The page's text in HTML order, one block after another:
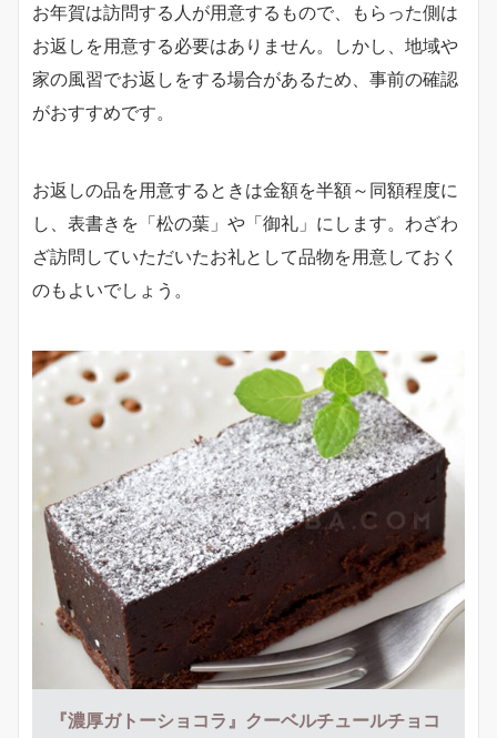
お年賀は訪問する人が用意するもので、もらった側は
お返しを用意する必要はありません。しかし、地域や
家の風習でお返しをする場合があるため、事前の確認
がおすすめです。
お返しの品を用意するときは金額を半額～同額程度に
し、表書きを「松の葉」や「御礼」にします。わざわ
ざ訪問していただいたお礼として品物を用意しておく
のもよいでしょう。
『濃厚ガトーショコラ』クーベルチュールチョコ